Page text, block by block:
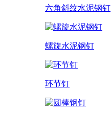
六角斜纹水泥钢钉
螺旋水泥钢钉
环节钉